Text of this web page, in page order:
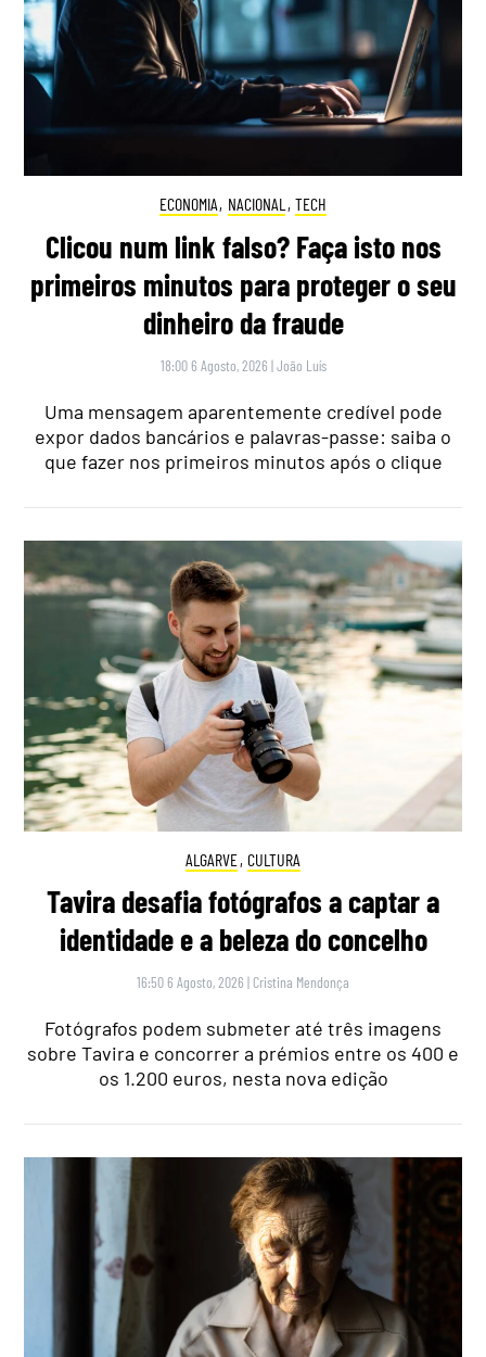
ECONOMIA, NACIONAL , TECH
Clicou num link falso? Faça isto nos
primeiros minutos para proteger o seu
dinheiro da fraude
18:00 6 Agosto, 2026 |João Luís
Uma mensagem aparentemente credível pode
expor dados bancários e palavras-passe: saiba o
que fazer nos primeiros minutos após o clique
ALGARVE, CULTURA
Tavira desafia fotógrafos a captar a
identidade e a beleza do concelho
16:50 6 Agosto, 2026 | Cristina Mendonça
Fotógrafos podem submeter até três imagens
sobre Tavira e concorrer a prémios entre os 400 e
os 1.200 euros, nesta nova edição